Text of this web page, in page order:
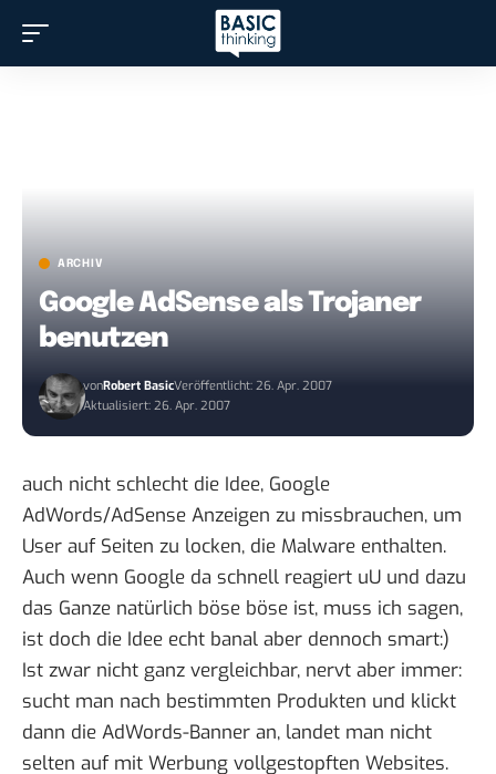
ARCHIV
Google AdSense als Trojaner
benutzen
vonRobert BasicVeröffentlicht: 26. Apr. 2007
Aktualisiert: 26. Apr. 2007
auch nicht schlecht die Idee, Google
AdWords/AdSense Anzeigen zu missbrauchen, um
User auf Seiten zu locken, die Malware enthalten.
Auch wenn Google da schnell reagiert uU und dazu
das Ganze natürlich böse böse ist, muss ich sagen,
ist doch die Idee echt banal aber dennoch smart:)
Ist zwar nicht ganz vergleichbar, nervt aber immer:
sucht man nach bestimmten Produkten und klickt
dann die AdWords-Banner an, landet man nicht
selten auf mit Werbung vollgestopften Websites.